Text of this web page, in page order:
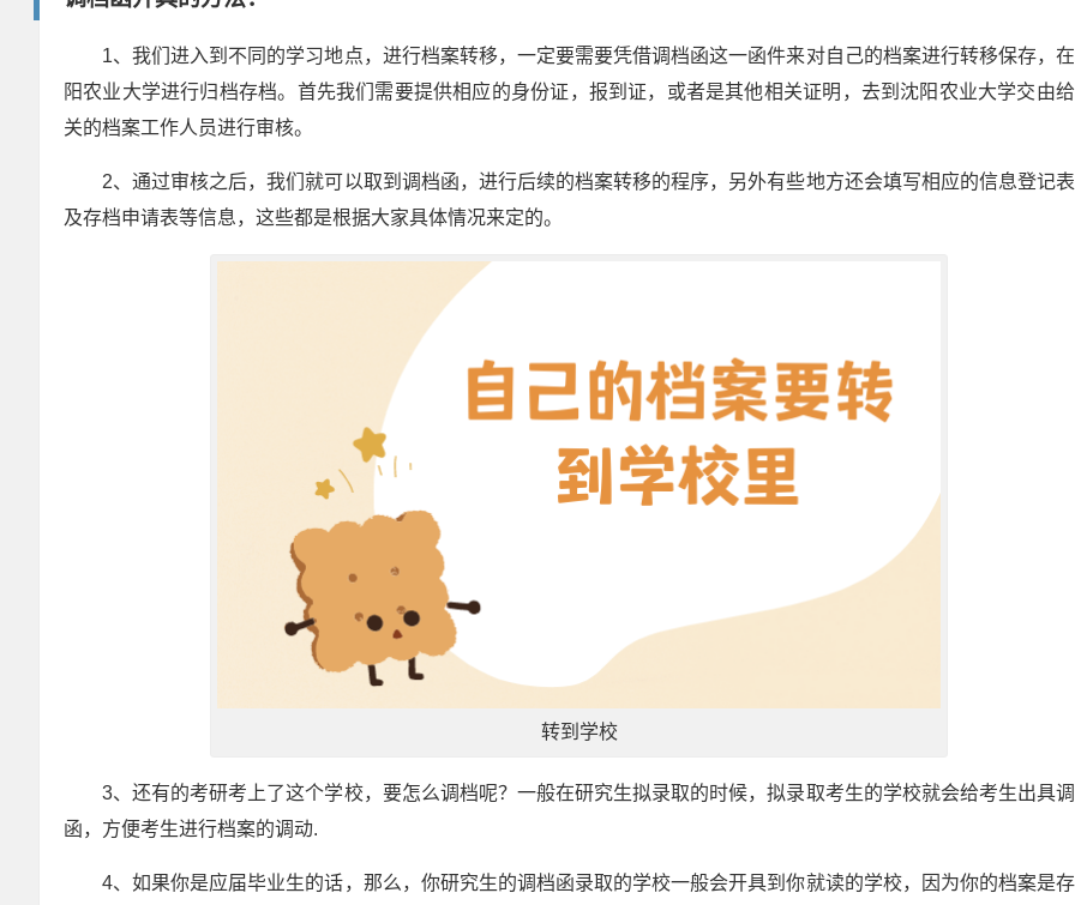
1、我们进入到不同的学习地点，进行档案转移，一定要需要凭借调档函这一函件来对自己的档案进行转移保存，
阳农业大学进行归档存档。首先我们需要提供相应的身份证，报到证，或者是其他相关证明，去到沈阳农业大学交由
关的档案工作人员进行审核。
2、通过审核之后，我们就可以取到调档函，进行后续的档案转移的程序，另外有些地方还会填写相应的信息登记
及存档申请表等信息，这些都是根据大家具体情况来定的。
转到学校
3、还有的考研考上了这个学校，要怎么调档呢？一般在研究生拟录取的时候，拟录取考生的学校就会给考生出具
函，方便考生进行档案的调动.
4、如果你是应届毕业生的话，那么，你研究生的调档函录取的学校一般会开具到你就读的学校，因为你的档案是